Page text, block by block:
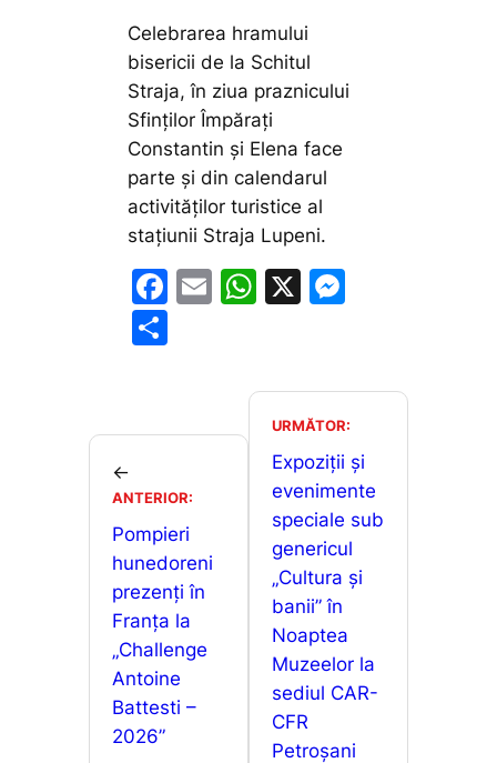
Celebrarea hramului
bisericii de la Schitul
Straja, în ziua praznicului
Sfinților Împărați
Constantin și Elena face
parte și din calendarul
activităților turistice al
stațiunii Straja Lupeni.
F
b
o
k
E
W
s
A
p
p
X
s
e
n
g
er
je
z
ă
←
ANTERIOR:
Pompieri
hunedoreni
prezenți în
Franța la
„Challenge
Antoine
Battesti –
2026”
URMĂTOR:
Expoziții și
evenimente
speciale sub
genericul
„Cultura și
banii” în
Noaptea
Muzeelor la
sediul CAR-
CFR
Petroșani